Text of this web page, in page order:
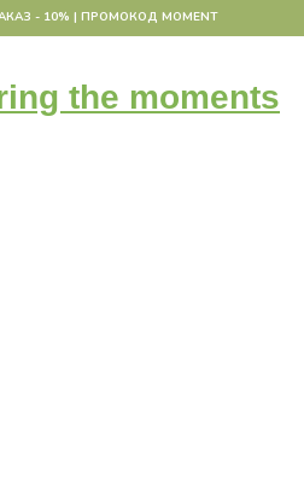
- 10% | ПРОМОКОД MOMENT
the moments